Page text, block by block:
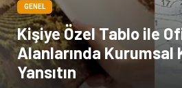
GENEL
Kişiye Özel Tablo ile
Alanlarında Kurumsal
Yansıtın